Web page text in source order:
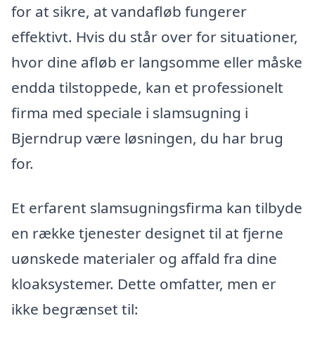
for at sikre, at vandafløb fungerer
effektivt. Hvis du står over for situationer,
hvor dine afløb er langsomme eller måske
endda tilstoppede, kan et professionelt
firma med speciale i slamsugning i
Bjerndrup være løsningen, du har brug
for.
Et erfarent slamsugningsfirma kan tilbyde
en række tjenester designet til at fjerne
uønskede materialer og affald fra dine
kloaksystemer. Dette omfatter, men er
ikke begrænset til: